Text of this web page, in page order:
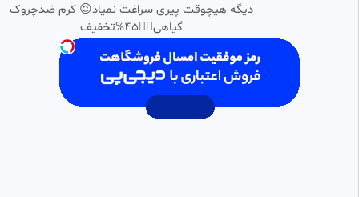
ولایک🙏
راشا فیلم 💖💛🩵
3 ماه پیش
1:19:12
فیلم سینمایی stay 2025 دوبله
فارسی
داود
3 ماه پیش
دیگه هیچوقت پیری سراغت نمیاد😉 کرم ضدچروک
گیاهی👈🏻45%تخفیف